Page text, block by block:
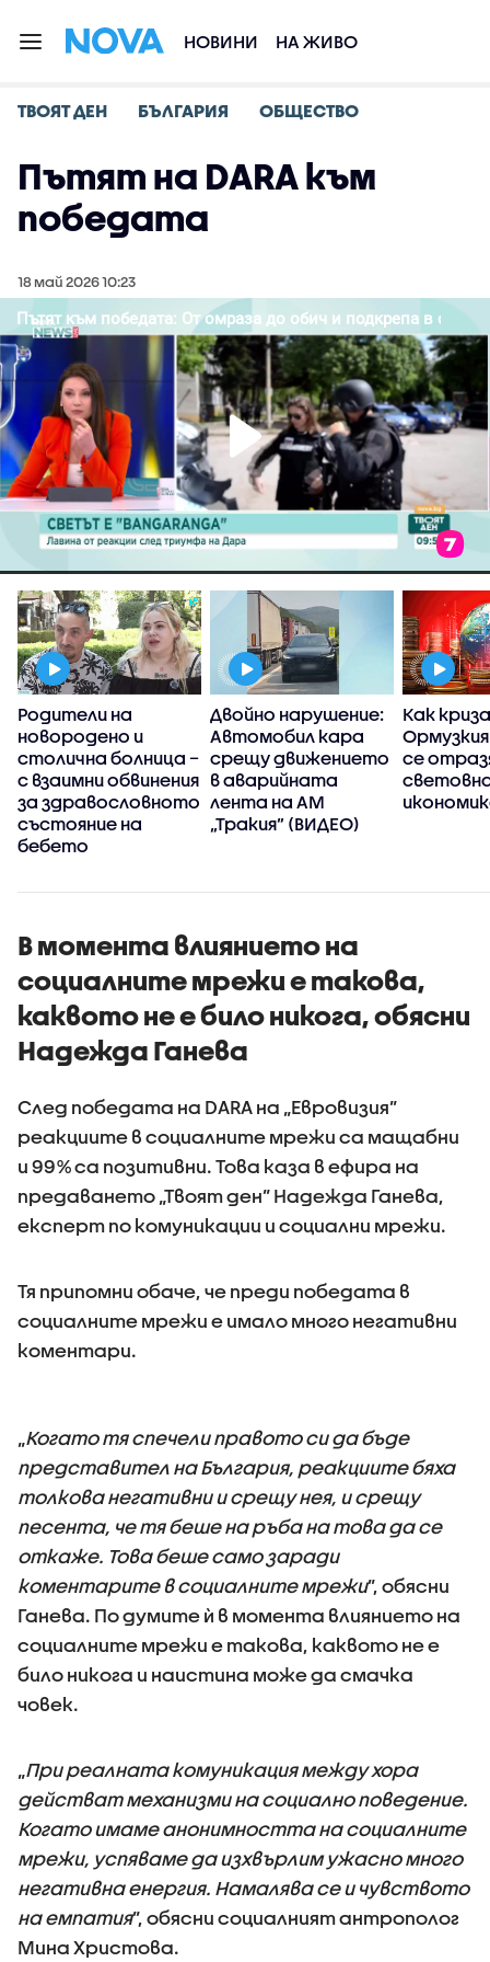
НОВИНИ НА ЖИВО
ТВОЯТ ДЕН БЪЛГАРИЯ ОБЩЕСТВО
Пътят на DARA към
победата
18 май 2026 10:23
Родители на
новородено и
столична болница –
с взаимни обвинения
за здравословното
състояние на
бебето
Двойно нарушение:
Автомобил кара
срещу движението
в аварийната
лента на АМ
„Тракия” (ВИДЕО)
Как
се
В момента влиянието на
социалните мрежи е такова,
каквото не е било никога, обясни
Надежда Ганева
След победата на DARA на „Евровизия”
реакциите в социалните мрежи са мащабни
и 99% са позитивни. Това каза в ефира на
предаването „Твоят ден” Надежда Ганева,
експерт по комуникации и социални мрежи.
Тя припомни обаче, че преди победата в
социалните мрежи е имало много негативни
коментари.
„Когато тя спечели правото си да бъде
представител на България, реакциите бяха
толкова негативни и срещу нея, и срещу
песента, че тя беше на ръба на това да се
откаже. Това беше само заради
коментарите в социалните мрежи”, обясни
Ганева. По думите ѝ в момента влиянието на
социалните мрежи е такова, каквото не е
било никога и наистина може да смачка
човек.
„При реалната комуникация между хора
действат механизми на социално поведение.
Когато имаме анонимността на социалните
мрежи, успяваме да изхвърлим ужасно много
негативна енергия. Намалява се и чувството
на емпатия”, обясни социалният антрополог
Мина Христова.